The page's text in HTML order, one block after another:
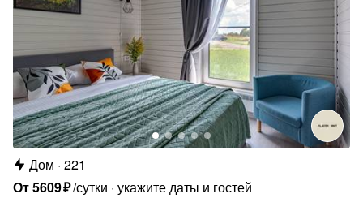
Дом 221
От5609₽/сутки укажите даты и гостей